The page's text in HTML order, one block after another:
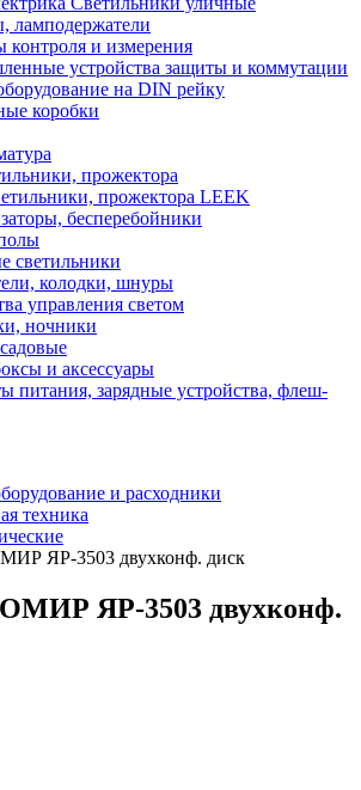
ламподержатели
контроля и измерения
устройства защиты и коммутации
на DIN рейку
коробки
прожектора
прожектора LEEK
бесперебойники
светильники
колодки, шнуры
управления светом
ночники
и аксессуары
питания, зарядные устройства, флеш-
и расходники
техника
ЯР-3503 двухконф. диск
ЯР-3503 двухконф.